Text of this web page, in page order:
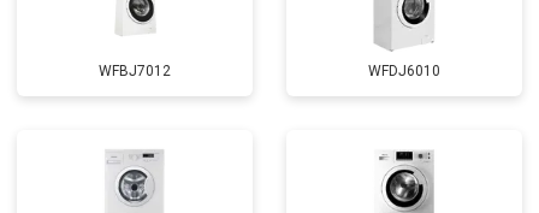
WFBJ7012 WFDJ6010